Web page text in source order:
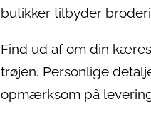
butikker tilbyder
Find ud af om din
trøjen. Personlige
opmærksom på